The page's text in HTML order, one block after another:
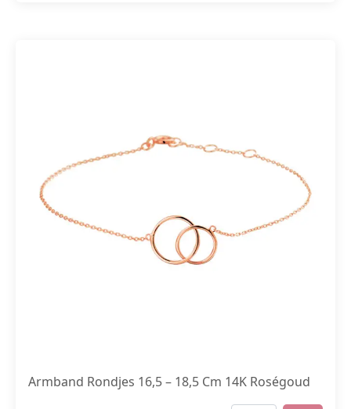
Armband Rondjes 16,5 – 18,5 Cm 14K Roségoud